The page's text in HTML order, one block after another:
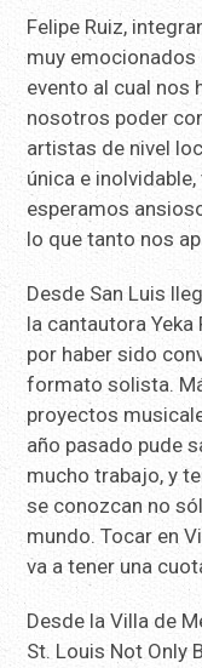
Felipe Ruiz,
muy emocionados
evento al cual nos
nosotros poder
artistas de nivel
única e
esperamos
lo que tanto nos
Desde San Luis
la cantautora
por haber sido
formato solista.
proyectos
año pasado pude
mucho trabajo, y
se conozcan no
mundo. Tocar en
va a tener una
Desde la Villa de
St. Louis Not Only